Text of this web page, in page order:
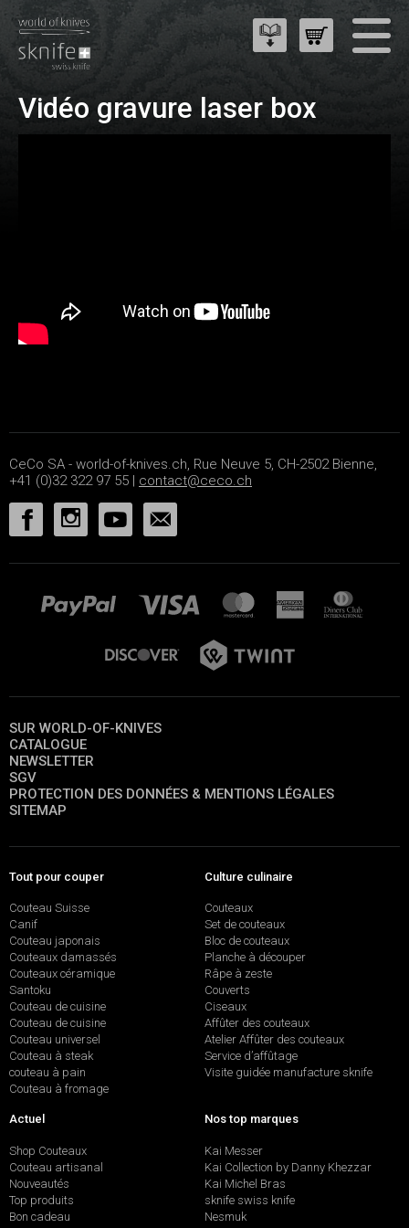
Vidéo gravure laser box
CeCo SA - world-of-knives.ch, Rue Neuve 5, CH-2502 Bienne,
+41 (0)32 322 97 55 | contact@ceco.ch
SUR WORLD-OF-KNIVES
CATALOGUE
NEWSLETTER
SGV
PROTECTION DES DONNÉES & MENTIONS LÉGALES
SITEMAP
Tout pour couper
Couteau Suisse
Canif
Couteau japonais
Couteaux damassés
Couteaux céramique
Santoku
Couteau de cuisine
Couteau de cuisine
Couteau universel
Couteau à steak
couteau à pain
Couteau à fromage
Culture culinaire
Couteaux
Set de couteaux
Bloc de couteaux
Planche à découper
Râpe à zeste
Couverts
Ciseaux
Affûter des couteaux
Atelier Affûter des couteaux
Service d’affûtage
Visite guidée manufacture sknife
Actuel
Shop Couteaux
Couteau artisanal
Nouveautés
Top produits
Bon cadeau
Nos top marques
Kai Messer
Kai Collection by Danny Khezzar
Kai Michel Bras
sknife swiss knife
Nesmuk